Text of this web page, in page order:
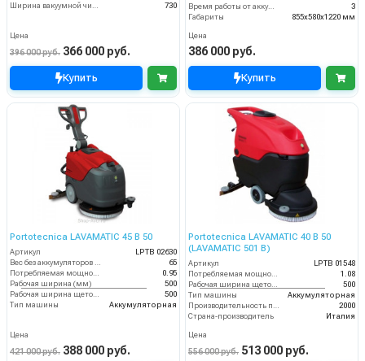
730
Цена
396 000 руб. 366 000 руб.
Купить
Время работы от аккумуляторов (ч)
3
Габариты
855х580х1220 мм
Цена
386 000 руб.
Купить
Portotecnica LAVAMATIC 45 B 50
Артикул
LPTB 02630
65
0.95
Рабочая ширина (мм)
500
500
Тип машины
Аккумуляторная
Цена
421 000 руб. 388 000 руб.
Portotecnica LAVAMATIC 40 B 50
(LAVAMATIC 501 B)
Артикул
LPTB 01548
1.08
500
Тип машины
Аккумуляторная
2000
Страна-производитель
Италия
Цена
556 000 руб. 513 000 руб.